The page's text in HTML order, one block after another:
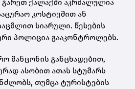
გარეთ ქალაქში აკრძალულია
კოსტიუმით ან
სიარული. წესების
პოლიცია გააკონტროლებს.
მანცონის განცხადებით,
ასობით ათას სტუმარს
თუმცა ტურისტების